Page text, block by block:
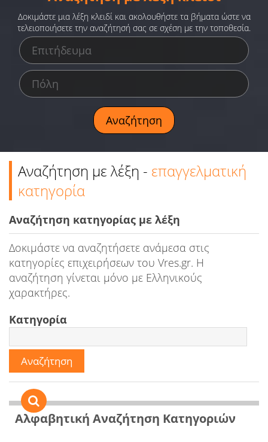
Ειδήσεις
Παιχνίδια
Ραδιόφωνο
Ταινίες
Δοκιμάστε μια λέξη κλειδί και ακολουθήστε τα βήματα ώστε να
τελειοποιήσετε την αναζήτησή σας σε σχέση με την τοποθεσία.
Αναζήτηση με λέξη - επαγγελματική
κατηγορία
Αναζήτηση κατηγορίας με λέξη
Δοκιμάστε να αναζητήσετε ανάμεσα στις
κατηγορίες επιχειρήσεων του Vres.gr. Η
αναζήτηση γίνεται μόνο με Ελληνικούς
χαρακτήρες.
Κατηγορία
Αλφαβητική Αναζήτηση Κατηγοριών